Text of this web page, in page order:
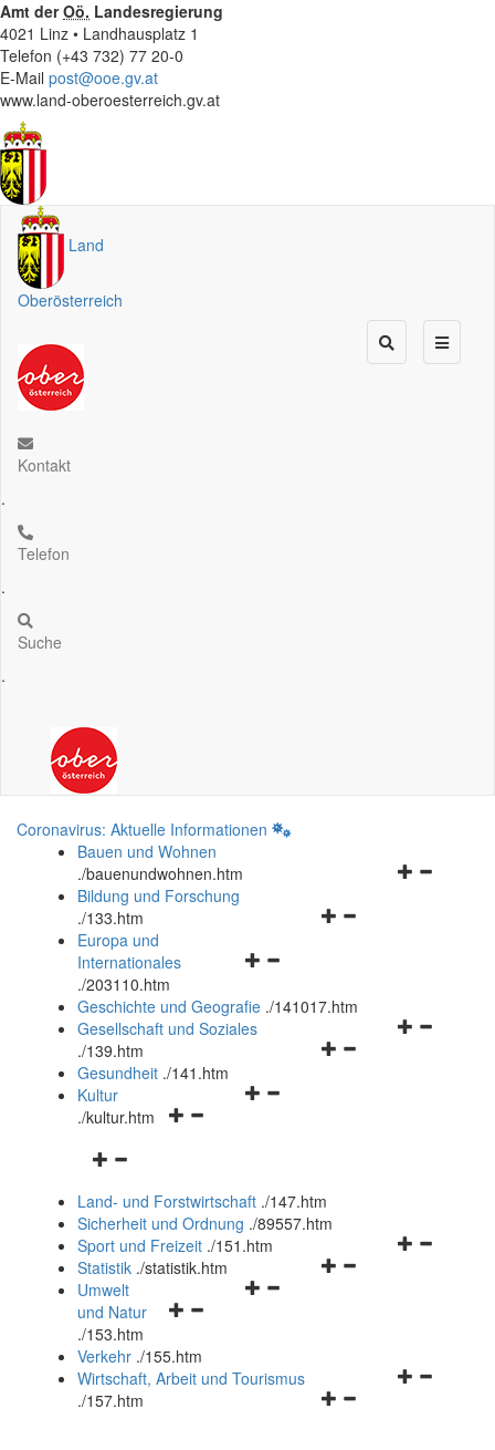
Amt derOö. Landesregierung
4021 Linz • Landhausplatz 1
Telefon (+43 732) 77 20-0
E-Mail post@ooe.gv.at
www.land-oberoesterreich.gv.at
Land
Oberösterreich
Kontakt
.
Telefon
.
Suche
.
Coronavirus: Aktuelle Informationen
Bauen und Wohnen
./bauenundwohnen.htm
Navigationsmenü
Bildung und Forschung
./133.htm
Navigationsmenü
und
schließen
Europa und
Internationales
./203110.htm
Geschichte und Geografie ./141017.htm
Navigationsmenü
Gesellschaft und Soziales
./139.htm
Navigationsmenü
Gesundheit ./141.htm
Navigationsmenü
Kultur
./kultur.htm
Navigationsmenü
und
schließen
Land- und Forstwirtschaft ./147.htm
Sicherheit und Ordnung ./89557.htm
Navigationsmenü
Sport und Freizeit ./151.htm
Navigationsmenü
Statistik ./statistik.htm
Navigationsmenü
und
schließen
Umwelt
und Natur
./153.htm
Verkehr ./155.htm
Navigationsmenü
Wirtschaft, Arbeit und Tourismus
./157.htm